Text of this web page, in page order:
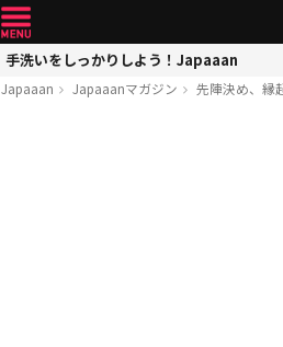
手洗いをしっかりしよう！Japaaan
Japaaan Japaaanマガジン 先陣決め、縁